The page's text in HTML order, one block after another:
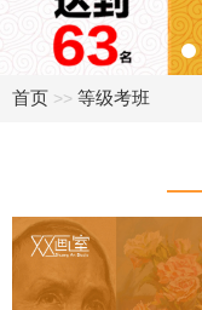
首页 >> 等级考班